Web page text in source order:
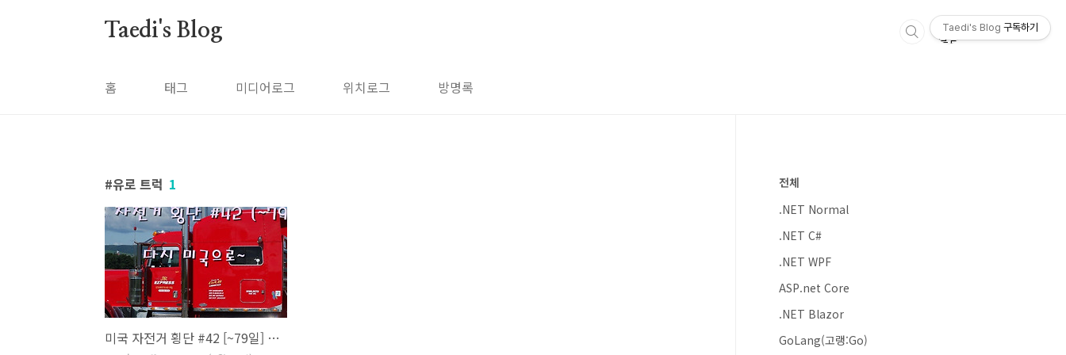
Taedi's Blog
홈 태그 미디어로그 위치로그 방명록
유로 트럭 1
미국 자전거 횡단 #42 [~79일] 다시 미국으로~
전체
.NET Normal
.NET C#
.NET WPF
ASP.net Core
.NET Blazor
GoLang(고랭:Go)
Taedi's Blog 구독하기